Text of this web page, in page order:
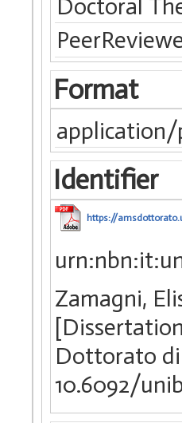
Doctoral
Format
Identifier
https://
Zamagni,
Dottorato di
10.6092/